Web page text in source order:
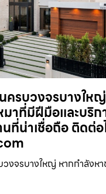
ครบวงจรบางให
มาที่มีฝีมือและบริก
ที่น่าเชื่อถือ ติดต่อ
งจรบางใหญ่ หากกำลังหา